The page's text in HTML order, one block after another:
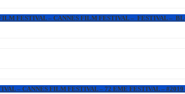
FESTIVAL – CANNES FILM FESTIVAL – FESTIVAL –
– CANNES FILM FESTIVAL – 72 EME FESTIVAL –